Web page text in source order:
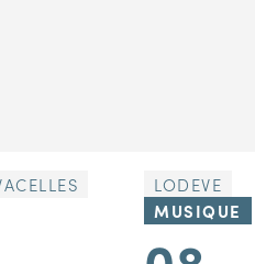
LODEVE
MUSIQUE